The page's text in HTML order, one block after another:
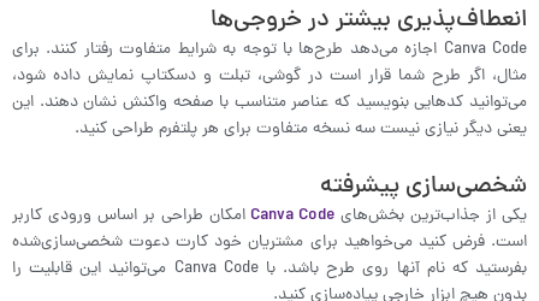
انعطاف‌پذیری بیشتر در خروجی‌ها
Canva Code اجازه می‌دهد طرح‌ها با توجه به شرایط متفاوت رفتار کنند. برای
مثال، اگر طرح شما قرار است در گوشی، تبلت و دسکتاپ نمایش داده شود،
می‌توانید کدهایی بنویسید که عناصر متناسب با صفحه واکنش نشان دهند. این
یعنی دیگر نیازی نیست سه نسخه متفاوت برای هر پلتفرم طراحی کنید.
شخصی‌سازی پیشرفته
یکی از جذاب‌ترین بخش‌های Canva Code امکان طراحی بر اساس ورودی کاربر
است. فرض کنید می‌خواهید برای مشتریان خود کارت دعوت شخصی‌سازی‌شده
بفرستید که نام آنها روی طرح باشد. با Canva Code می‌توانید این قابلیت را
بدون هیچ ابزار خارجی پیاده‌سازی کنید.